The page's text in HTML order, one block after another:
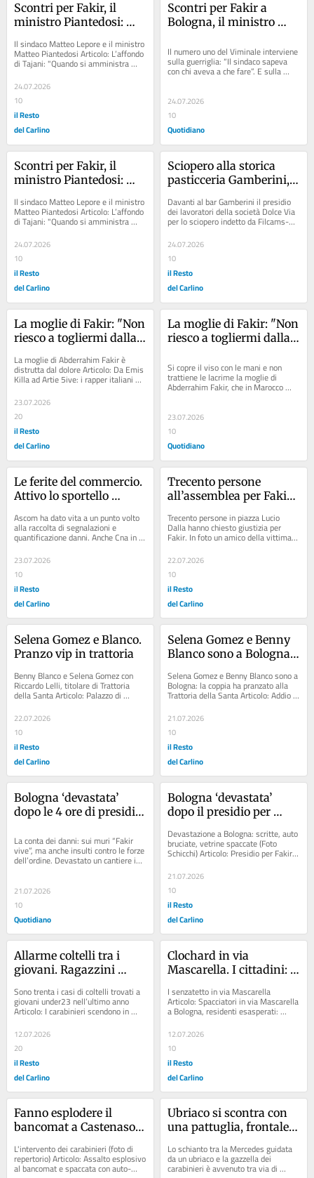
Scontri per Fakir, il
ministro Piantedosi:
sottovalutato i rischi
della piazza”
Il sindaco Matteo Lepore e il ministro
Matteo Piantedosi Articolo: L’affondo
di Tajani: "Quando si amministra
bisogna avere prudenza"...
24.07.2026
10
il Resto
del Carlino
Scontri per Fakir a
Bologna, il ministro
sottovalutato i rischi
della piazza”
Il numero uno del Viminale interviene
sulla guerriglia: “Il sindaco sapeva
con chi aveva a che fare”. E sulla
24.07.2026
10
Quotidiano
Scontri per Fakir, il
ministro Piantedosi:
sottovalutato i rischi
della piazza”
Il sindaco Matteo Lepore e il ministro
Matteo Piantedosi Articolo: L’affondo
di Tajani: "Quando si amministra
bisogna avere prudenza"...
24.07.2026
10
il Resto
del Carlino
Sciopero alla storica
pasticceria Gamberini, i
in ritardo e nessun
confronto con la
Davanti al bar Gamberini il presidio
dei lavoratori della società Dolce Via
per lo sciopero indetto da Filcams-
Cgil Articolo: Gamberini, scatta lo...
24.07.2026
10
il Resto
del Carlino
La moglie di Fakir: "Non
riesco a togliermi dalla
l’hanno portato via". E il
Marocco chiede verità
La moglie di Abderrahim Fakir è
distrutta dal dolore Articolo: Da Emis
Killa ad Artie 5ive: i rapper italiani
alzano il volume: "Ora giustizia...
23.07.2026
20
il Resto
del Carlino
La moglie di Fakir: "Non
riesco a togliermi dalla
Marocco chiede verità
Si copre il viso con le mani e non
trattiene le lacrime la moglie di
Abderrahim Fakir, che in Marocco
attendeva l’arrivo del marito con cui
23.07.2026
10
Quotidiano
Le ferite del commercio.
Attivo lo sportello
vandalizzati
Ascom ha dato vita a un punto volto
alla raccolta di segnalazioni e
quantificazione danni. Anche Cna in
campo per condannare i disagi agli...
23.07.2026
10
il Resto
del Carlino
Trecento persone
all’assemblea per Fakir
Pilastro è stato tolto un
sorriso”
Trecento persone in piazza Lucio
Dalla hanno chiesto giustizia per
Fakir. In foto un amico della vittima
22.07.2026
10
il Resto
del Carlino
Selena Gomez e Blanco.
Pranzo vip in trattoria
Benny Blanco e Selena Gomez con
Riccardo Lelli, titolare di Trattoria
della Santa Articolo: Palazzo di
Articolo:...
22.07.2026
10
il Resto
del Carlino
Selena Gomez e Benny
Blanco sono a Bologna:
della Santa
Selena Gomez e Benny Blanco sono a
Bologna: la coppia ha pranzato alla
Trattoria della Santa Articolo: Addio al
Oggi...
21.07.2026
10
il Resto
del Carlino
Bologna ‘devastata’
dopo le 4 ore di presidio
vetrine spaccate, scritte
contro la polizia /
La conta dei danni: sui muri “Fakir
vive”, ma anche insulti contro le forze
dell’ordine. Devastato un cantiere in
21.07.2026
10
Quotidiano
Bologna ‘devastata’
dopo il presidio per
vetrine spaccate, scritte
violente contro la
Devastazione a Bologna: scritte, auto
bruciate, vetrine spaccate (Foto
Schicchi) Articolo: Presidio per Fakir,
Bignami contro il sindaco: “È un...
21.07.2026
10
il Resto
del Carlino
Allarme coltelli tra i
giovani. Ragazzini
nascoste negli zaini
Sono trenta i casi di coltelli trovati a
giovani under23 nell’ultimo anno
Articolo: I carabinieri scendono in
12.07.2026
20
il Resto
del Carlino
Clochard in via
Mascarella. I cittadini:
I senzatetto in via Mascarella
Articolo: Spacciatori in via Mascarella
a Bologna, residenti esasperati:
“Sono impuniti, abbiamo paura a
uscire di...
12.07.2026
10
il Resto
del Carlino
Fanno esplodere il
bancomat a Castenaso,
bottino: portati via
15mila euro
L'intervento dei carabinieri (foto di
repertorio) Articolo: Assalto esplosivo
al bancomat e spaccata con auto-
Ubriaco si scontra con
una pattuglia, frontale
fuga: due carabinieri
restano feriti
Lo schianto tra la Mercedes guidata
da un ubriaco e la gazzella dei
carabinieri è avvenuto tra via di